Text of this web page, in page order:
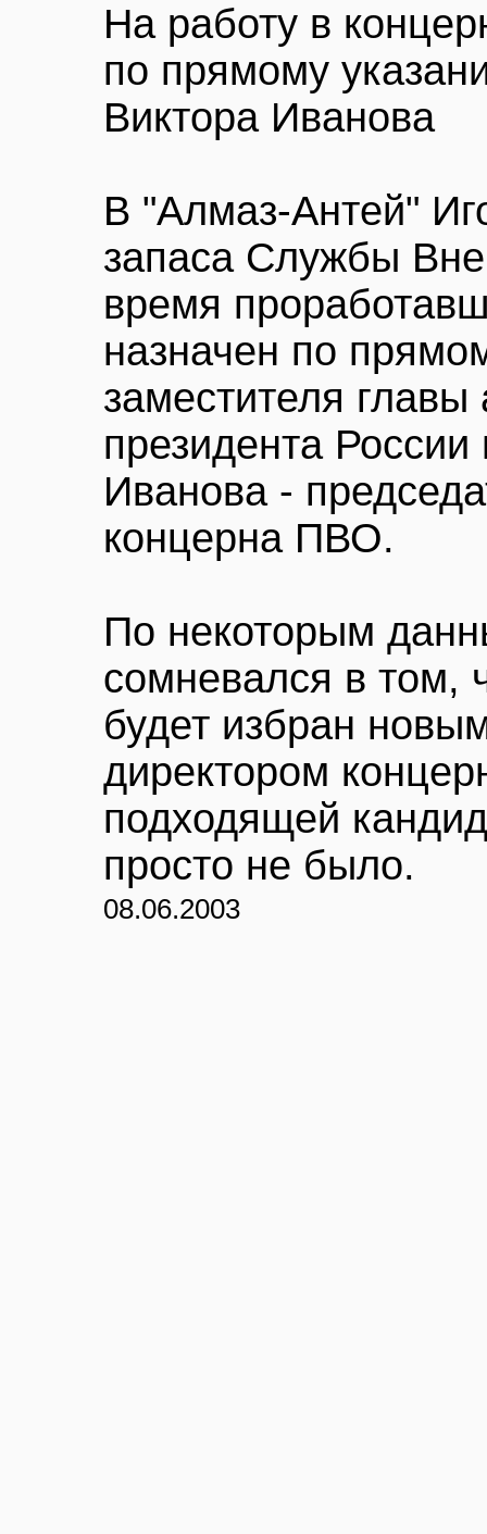
На работу в
по прямому
Виктора Иванова
В "Алмаз-Антей"
запаса Службы
время
назначен по
заместителя
президента
Иванова -
концерна ПВО.
По некоторым
сомневался в том,
будет избран
директором
подходящей
просто не было.
08.06.2003